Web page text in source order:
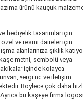
ürünü kauçuk
hediyelik tasarımlar için
, özel ve resmi daireler için
alanlarınıza şıklık
metni, sembolü veya
içinde kolayca
vergi no ve iletişim
Böylece çok daha
bu kaşeye firma